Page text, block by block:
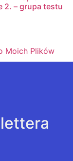
2. – grupa testu
Moich Plików